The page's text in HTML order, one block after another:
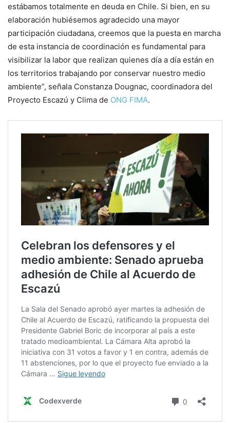
estábamos totalmente en deuda en Chile. Si bien, en su
elaboración hubiésemos agradecido una mayor
participación ciudadana, creemos que la puesta en marcha
de esta instancia de coordinación es fundamental para
visibilizar la labor que realizan quienes día a día están en
los territorios trabajando por conservar nuestro medio
ambiente”, señala Constanza Dougnac, coordinadora del
Proyecto Escazú y Clima de ONG FIMA.